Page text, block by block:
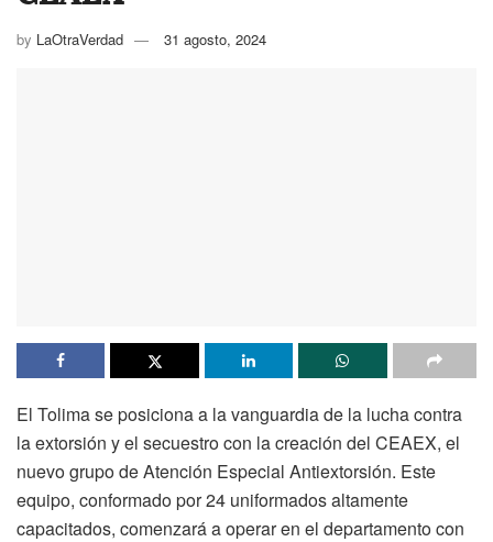
by LaOtraVerdad 31 agosto, 2024
El Tolima se posiciona a la vanguardia de la lucha contra
la extorsión y el secuestro con la creación del CEAEX, el
nuevo grupo de Atención Especial Antiextorsión. Este
equipo, conformado por 24 uniformados altamente
capacitados, comenzará a operar en el departamento con